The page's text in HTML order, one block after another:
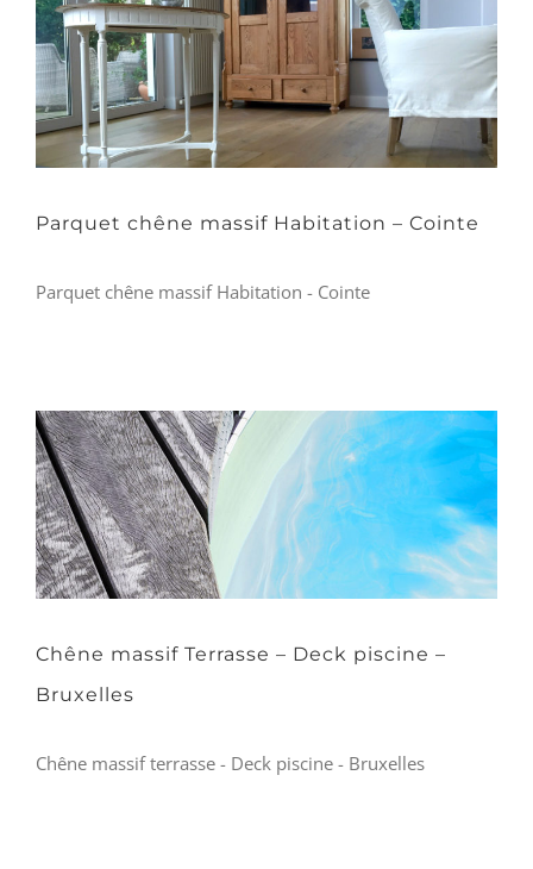
Parquet chêne massif Habitation – Cointe
Parquet chêne massif Habitation - Cointe
Chêne massif Terrasse – Deck piscine –
Bruxelles
Chêne massif terrasse - Deck piscine - Bruxelles